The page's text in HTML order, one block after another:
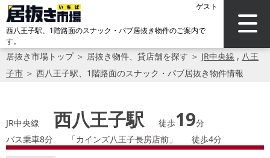
ゲスト
西八王子駅、1階路面のスナック・パブ居抜き物件のご案内で
す。
居抜き市場トップ＞ 居抜き物件、貸店舗を探す ＞ JR中央線 , 八王
子市 ＞ 西八王子駅、1階路面のスナック・パブ居抜き物件情報
JR中央線 西八王子駅 徒歩19分
バス乗車8分
「カインズ八王子長房店前」 徒歩4分